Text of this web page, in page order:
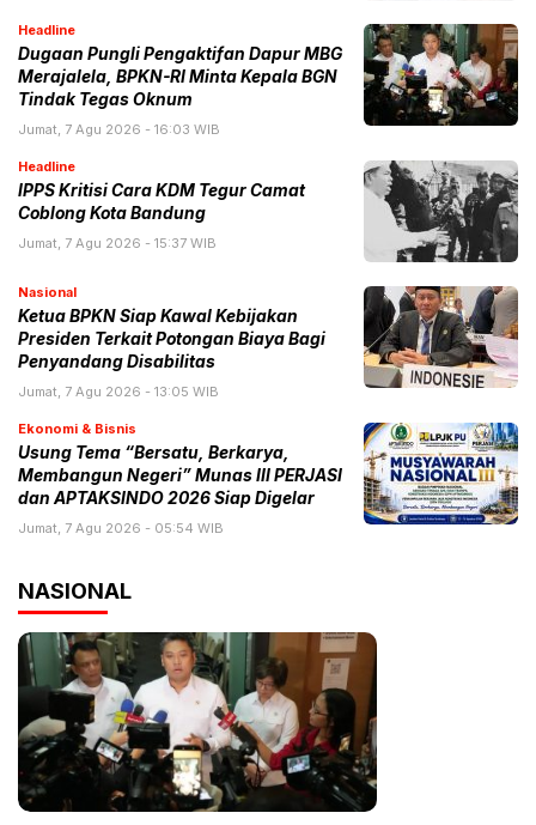
Headline
Dugaan Pungli Pengaktifan Dapur MBG
Merajalela, BPKN-RI Minta Kepala BGN
Tindak Tegas Oknum
Jumat, 7 Agu 2026 - 16:03 WIB
Headline
IPPS Kritisi Cara KDM Tegur Camat
Coblong Kota Bandung
Jumat, 7 Agu 2026 - 15:37 WIB
Nasional
Ketua BPKN Siap Kawal Kebijakan
Presiden Terkait Potongan Biaya Bagi
Penyandang Disabilitas
Jumat, 7 Agu 2026 - 13:05 WIB
Ekonomi & Bisnis
Usung Tema “Bersatu, Berkarya,
Membangun Negeri” Munas III PERJASI
dan APTAKSINDO 2026 Siap Digelar
Jumat, 7 Agu 2026 - 05:54 WIB
NASIONAL